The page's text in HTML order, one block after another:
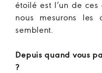
étoilé est l’un de
nous mesurons les
semblent.
Depuis quand vous
?